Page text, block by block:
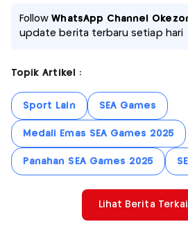
FollowWhatsApp Channel
update berita terbaru setiap hari
Topik Artikel :
Sport Lain SEA Games
Medali Emas SEA Games 2025
Panahan SEA Games 2025
Lihat Berita